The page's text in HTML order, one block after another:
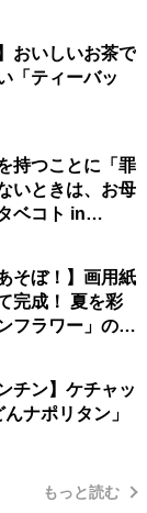
おいしいお茶で
「ティーバッ
持つことに「罪
いときは、お母
ベコト in
そぼ！】画用紙
完成！ 夏を彩
フラワー」の作
チン】ケチャッ
ナポリタン」
もっと読む